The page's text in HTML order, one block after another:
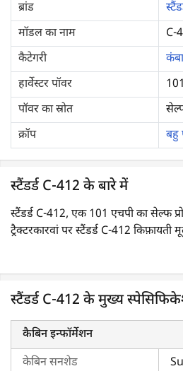
ब्रांड
मॉडल का नाम
C-
कैटेगरी
हार्वेस्टर पॉवर
पॉवर का स्रोत
क्रॉप
स्टैंडर्ड C-412 के बारे में
स्टैंडर्ड C-412, एक 101 एचपी का सेल्फ
ट्रैक्टरकारवां पर स्टैंडर्ड C-412 किफ़ायती
से एक है। स्टैंडर्ड C-412 सेल्फ-प्रोपेल्ड
अर्ध-गीली और शुष्क स्थितियों में उच्च
मल्टी-क्रॉप हार्वेस्टर है जिसका उपयोग
फसलों की कटाई के लिए किया जा सकता
स्टैंडर्ड C-412 के मुख्य
कैबिन इन्फॉर्मेशन
केबिन सनशेड